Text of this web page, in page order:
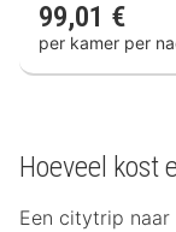
99,01 €
per kamer per
Hoeveel kost
Een citytrip